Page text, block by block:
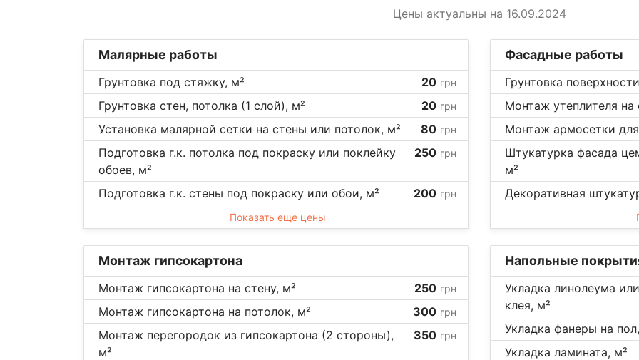
Цены актуальны на 16.09.2024
Малярные работы
Грунтовка под стяжку, м² 20 грн
Грунтовка стен, потолка (1 слой), м² 20 грн
Установка малярной сетки на стены или потолок, м² 80 грн
Подготовка г.к. потолка под покраску или поклейку
обоев, м²
250 грн
Подготовка г.к. стены под покраску или обои, м² 200 грн
Показать еще цены
Монтаж гипсокартона
Монтаж гипсокартона на стену, м² 250 грн
Монтаж гипсокартона на потолок, м² 300 грн
Монтаж перегородок из гипсокартона (2 стороны),
м²
350 грн
Фасадные работы
Грунтовка
Монтаж утеплителя на
Монтаж армосетки
Штукатурка фасада
м²
Декоративная
Напольные
Укладка линолеума
клея, м²
Укладка фанеры на
Укладка ламината, м²